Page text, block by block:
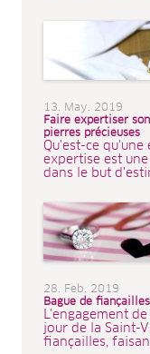
13. May. 2019
Faire expertiser
pierres précieuses
Qu'est-ce
expertise est
dans le but
28. Feb. 2019
Bague de
L'engagement
jour de la Saint-
fiançailles,